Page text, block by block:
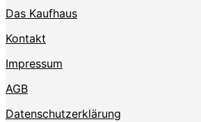
Das Kaufhaus
Kontakt
Impressum
AGB
Datenschutzerklärung